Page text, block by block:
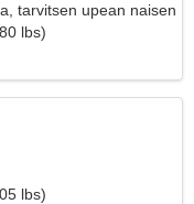
tarvitsen upean naisen
lbs)
lbs)